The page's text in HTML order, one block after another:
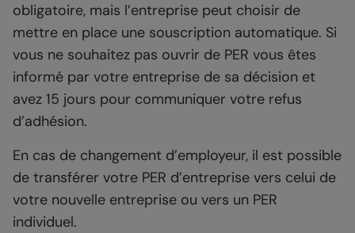
obligatoire, mais l’entreprise peut choisir de
mettre en place une souscription automatique. Si
vous ne souhaitez pas ouvrir de PER vous êtes
informé par votre entreprise de sa décision et
avez 15 jours pour communiquer votre refus
d’adhésion.
En cas de changement d’employeur, il est possible
de transférer votre PER d’entreprise vers celui de
votre nouvelle entreprise ou vers un PER
individuel.